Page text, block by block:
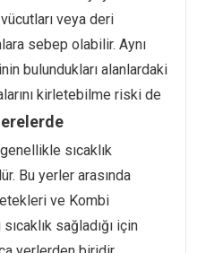
vücutları veya deri
sebep olabilir. Aynı
bulundukları alanlardaki
kirletebilme riski de
sıcaklık
Bu yerler arasında
ve Kombi
sağladığı için